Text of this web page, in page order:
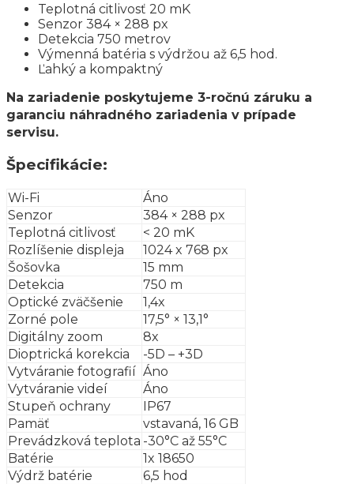
Teplotná citlivosť 20 mK
Senzor 384 × 288 px
Detekcia 750 metrov
Výmenná batéria s výdržou až 6,5 hod.
Ľahký a kompaktný
Na zariadenie poskytujeme 3-ročnú záruku a
garanciu náhradného zariadenia v prípade
servisu.
Špecifikácie:
Wi-Fi
Áno
Senzor
384 × 288 px
Teplotná citlivosť
< 20 mK
Rozlíšenie displeja
1024 x 768 px
Šošovka
15 mm
Detekcia
750 m
Optické zväčšenie
1,4x
Zorné pole
17,5° × 13,1°
Digitálny zoom
8x
Dioptrická korekcia
-5D – +3D
Vytváranie fotografií Áno
Vytváranie videí
Áno
Stupeň ochrany
IP67
Pamäť
vstavaná, 16 GB
Prevádzková teplota -30°C až 55°C
Batérie
1x 18650
Výdrž batérie
6,5 hod